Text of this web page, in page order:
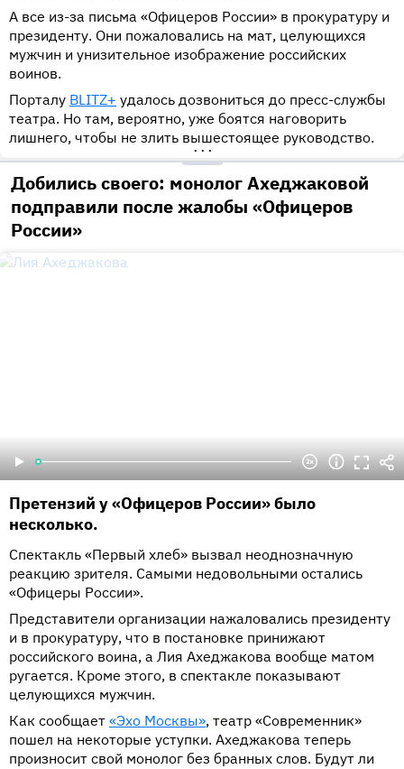
А все из-за письма «Офицеров России» в прокуратуру и
президенту. Они пожаловались на мат, целующихся
мужчин и унизительное изображение российских
воинов.
Порталу BLITZ+ удалось дозвониться до пресс-службы
театра. Но там, вероятно, уже боятся наговорить
лишнего, чтобы не злить вышестоящее руководство.
•••
Добились своего: монолог Ахеджаковой
подправили после жалобы «Офицеров
России»
Претензий у «Офицеров России» было
несколько.
Спектакль «Первый хлеб» вызвал неоднозначную
реакцию зрителя. Самыми недовольными остались
«Офицеры России».
Представители организации нажаловались президенту
и в прокуратуру, что в постановке принижают
российского воина, а Лия Ахеджакова вообще матом
ругается. Кроме этого, в спектакле показывают
целующихся мужчин.
Как сообщает «Эхо Москвы», театр «Современник»
пошел на некоторые уступки. Ахеджакова теперь
произносит свой монолог без бранных слов. Будут ли